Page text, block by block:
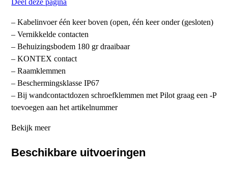
Deel deze pagina
– Kabelinvoer één keer boven (open, één keer onder (gesloten)
– Vernikkelde contacten
– Behuizingsbodem 180 gr draaibaar
– KONTEX contact
– Raamklemmen
– Beschermingsklasse IP67
– Bij wandcontactdozen schroefklemmen met Pilot graag een -P
toevoegen aan het artikelnummer
Bekijk meer
Beschikbare uitvoeringen